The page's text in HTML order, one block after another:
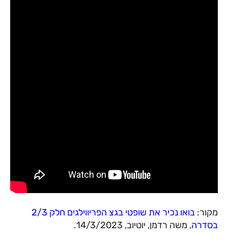
מקור:
בואו נכיר את שופטי בגצ הפריווילגים חלק 2/3
בסדרה, משה רדמן, יוטיוב, 14/3/2023.